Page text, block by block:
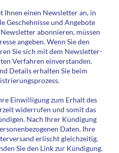
einen Newsletter an, in
Geschehnisse und Angebote
abonnieren, müssen
angeben. Wenn Sie den
Sie sich mit dem Newsletter-
Verfahren einverstanden.
Details erhalten Sie beim
Einwilligung zum Erhalt des
widerrufen und somit das
Nach Ihrer Kündigung
Daten. Ihre
erlischt gleichzeitig.
Sie den Link zur Kündigung.